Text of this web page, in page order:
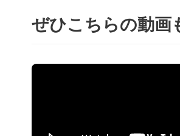
ぜひこちらの動画